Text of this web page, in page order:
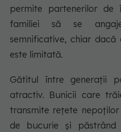
permite partenerilor de
familiei să se
semnificative, chiar
este limitată.
Gătitul între generații
atractiv. Bunicii care
transmite rețete
de bucurie și păstrând